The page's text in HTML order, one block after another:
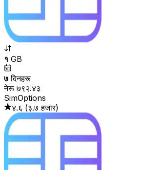
१ GB
७ दिनहरू
नेरू ७९२.४३
SimOptions
४.६ (३.७ हजार)